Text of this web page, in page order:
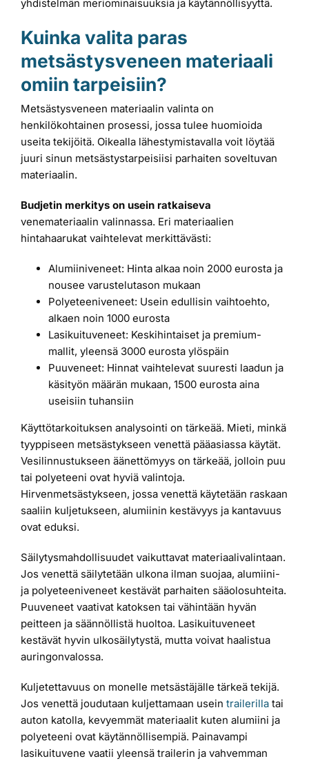
yhdistelmän meriominaisuuksia ja käytännöllisyyttä.
Kuinka valita paras
metsästysveneen materiaali
omiin tarpeisiin?
Metsästysveneen materiaalin valinta on
henkilökohtainen prosessi, jossa tulee huomioida
useita tekijöitä. Oikealla lähestymistavalla voit löytää
juuri sinun metsästystarpeisiisi parhaiten soveltuvan
materiaalin.
Budjetin merkitys on usein ratkaiseva
venemateriaalin valinnassa. Eri materiaalien
hintahaarukat vaihtelevat merkittävästi:
Alumiiniveneet: Hinta alkaa noin 2000 eurosta ja
nousee varustelutason mukaan
Polyeteeniveneet: Usein edullisin vaihtoehto,
alkaen noin 1000 eurosta
Lasikuituveneet: Keskihintaiset ja premium-
mallit, yleensä 3000 eurosta ylöspäin
Puuveneet: Hinnat vaihtelevat suuresti laadun ja
käsityön määrän mukaan, 1500 eurosta aina
useisiin tuhansiin
Käyttötarkoituksen analysointi on tärkeää. Mieti, minkä
tyyppiseen metsästykseen venettä pääasiassa käytät.
Vesilinnustukseen äänettömyys on tärkeää, jolloin puu
tai polyeteeni ovat hyviä valintoja.
Hirvenmetsästykseen, jossa venettä käytetään raskaan
saaliin kuljetukseen, alumiinin kestävyys ja kantavuus
ovat eduksi.
Säilytysmahdollisuudet vaikuttavat materiaalivalintaan.
Jos venettä säilytetään ulkona ilman suojaa, alumiini-
ja polyeteeniveneet kestävät parhaiten sääolosuhteita.
Puuveneet vaativat katoksen tai vähintään hyvän
peitteen ja säännöllistä huoltoa. Lasikuituveneet
kestävät hyvin ulkosäilytystä, mutta voivat haalistua
auringonvalossa.
Kuljetettavuus on monelle metsästäjälle tärkeä tekijä.
Jos venettä joudutaan kuljettamaan usein trailerilla tai
auton katolla, kevyemmät materiaalit kuten alumiini ja
polyeteeni ovat käytännöllisempiä. Painavampi
lasikuituvene vaatii yleensä trailerin ja vahvemman